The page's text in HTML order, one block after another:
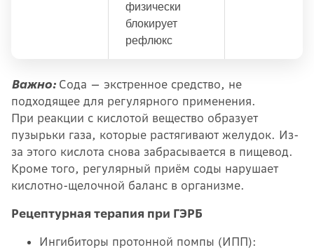
физически
блокирует
рефлюкс
Важно: Сода — экстренное средство, не
подходящее для регулярного применения.
При реакции с кислотой вещество образует
пузырьки газа, которые растягивают желудок. Из-
за этого кислота снова забрасывается в пищевод.
Кроме того, регулярный приём соды нарушает
кислотно-щелочной баланс в организме.
Рецептурная терапия при ГЭРБ
Ингибиторы протонной помпы (ИПП):